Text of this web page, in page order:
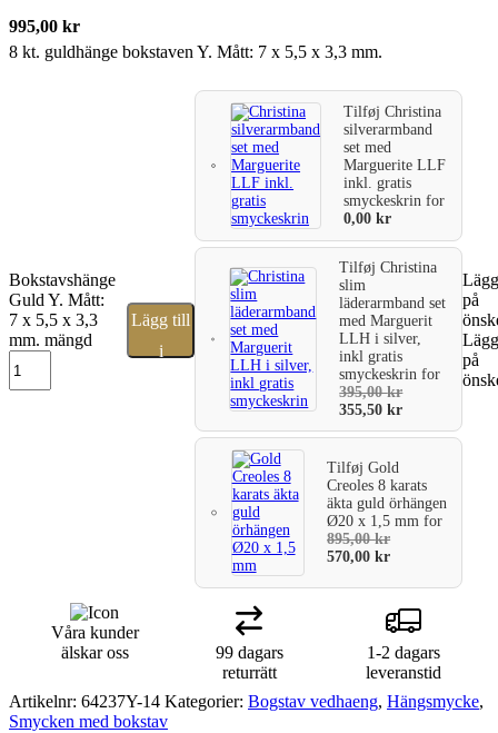
995,00 kr
8 kt. guldhänge bokstaven Y. Mått: 7 x 5,5 x 3,3 mm.
Bokstavshänge
Guld Y. Mått:
7 x 5,5 x 3,3
mm. mängd
Lägg till
i
TilføjChristina
silverarmband
set med
Marguerite LLF
inkl. gratis
smyckeskrinfor
0,00kr
TilføjChristina
slim
läderarmband set
med Marguerit
LLH i silver,
inkl gratis
smyckeskrinfor
395,00kr
355,50kr
TilføjGold
Creoles 8 karats
äkta guld örhängen
Ø20 x 1,5 mmfor
895,00kr
570,00kr
på
på
Våra kunder
älskar oss
99 dagars
returrätt
1-2 dagars
leveranstid
Artikelnr: 64237Y-14 Kategorier: Bogstav vedhaeng, Hängsmycke,
Smycken med bokstav